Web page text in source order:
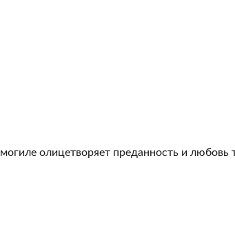
олицетворяет преданность и любовь